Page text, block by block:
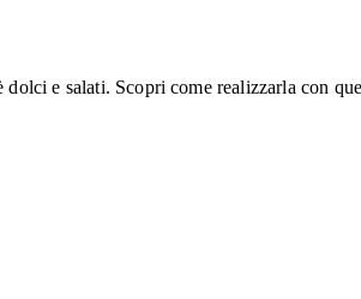
e salati. Scopri come realizzarla con